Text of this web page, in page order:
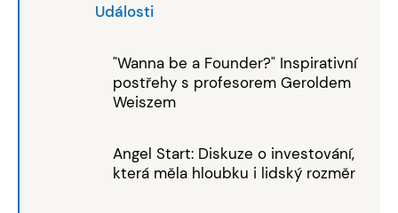
Události
"Wanna be a Founder?" Inspirativní
postřehy s profesorem Geroldem
Weiszem
Angel Start: Diskuze o investování,
která měla hloubku i lidský rozměr